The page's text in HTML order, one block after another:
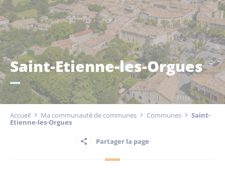
Je suis
Touriste
Entreprise
Habitant
Saint-Etienne-les-Orgues
Accueil Ma communauté de communes Communes Saint-
Etienne-les-Orgues
Partager la page
Déchets